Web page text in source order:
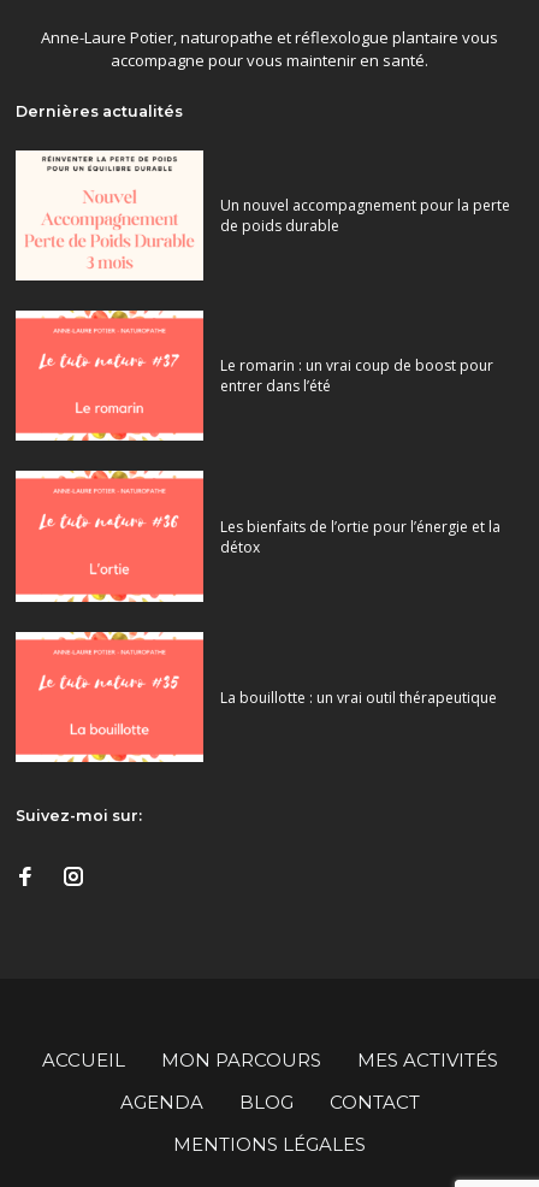
Anne-Laure Potier, naturopathe et réflexologue plantaire vous
accompagne pour vous maintenir en santé.
Dernières actualités
Un nouvel accompagnement pour la perte
de poids durable
Le romarin : un vrai coup de boost pour
entrer dans l’été
Les bienfaits de l’ortie pour l’énergie et la
détox
La bouillotte : un vrai outil thérapeutique
Suivez-moi sur:
ACCUEIL MON PARCOURS
MES ACTIVITÉS
AGENDA
BLOG
CONTACT
MENTIONS LÉGALES